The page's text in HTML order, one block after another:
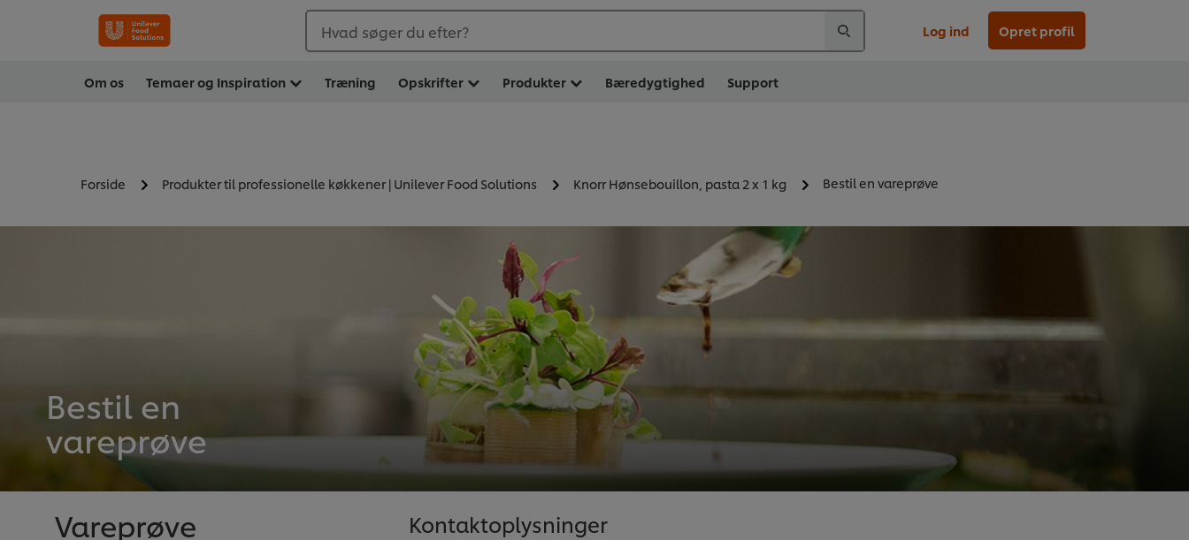
Hvad søger du efter? Log ind Opret profil
Om os Temaer og Inspiration Træning Opskrifter Produkter Bæredygtighed Support
Forside Produkter til professionelle køkkener | Unilever Food Solutions Knorr Hønsebouillon, pasta 2 x 1 kg Bestil en vareprøve
Bestil en
vareprøve
Kontaktoplysninger
Vareprøve